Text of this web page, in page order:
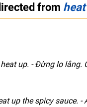
from
up. - Đừng lo lắng.
up the spicy sauce.